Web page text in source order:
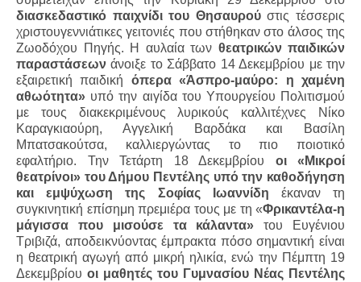
διασκεδαστικό παιχνίδι του Θησαυρούστις τέσσερις
χριστουγεννιάτικες γειτονιές που στήθηκαν στο άλσος της
Ζωοδόχου Πηγής. Η αυλαία των θεατρικών παιδικών
παραστάσεων άνοιξε το Σάββατο 14 Δεκεμβρίου με την
εξαιρετική παιδική όπερα «Άσπρο-μαύρο: η χαμένη
αθωότητα» υπό την αιγίδα του Υπουργείου Πολιτισμού
με τους διακεκριμένους λυρικούς καλλιτέχνες Νίκο
Καραγκιαούρη, Αγγελική Βαρδάκα και Βασίλη
Μπατσακούτσα, καλλιεργώντας το πιο ποιοτικό
εφαλτήριο. Την Τετάρτη 18 Δεκεμβρίου οι «Μικροί
θεατρίνοι» του Δήμου Πεντέλης υπό την καθοδήγηση
και εμψύχωση της Σοφίας Ιωαννίδη έκαναν τη
συγκινητική επίσημη πρεμιέρα τους με τη «Φρικαντέλα-η
μάγισσα που μισούσε τα κάλαντα» του Ευγένιου
Τριβιζά, αποδεικνύοντας έμπρακτα πόσο σημαντική είναι
η θεατρική αγωγή από μικρή ηλικία, ενώ την Πέμπτη 19
Δεκεμβρίου οι μαθητές του Γυμνασίου Νέας Πεντέλης